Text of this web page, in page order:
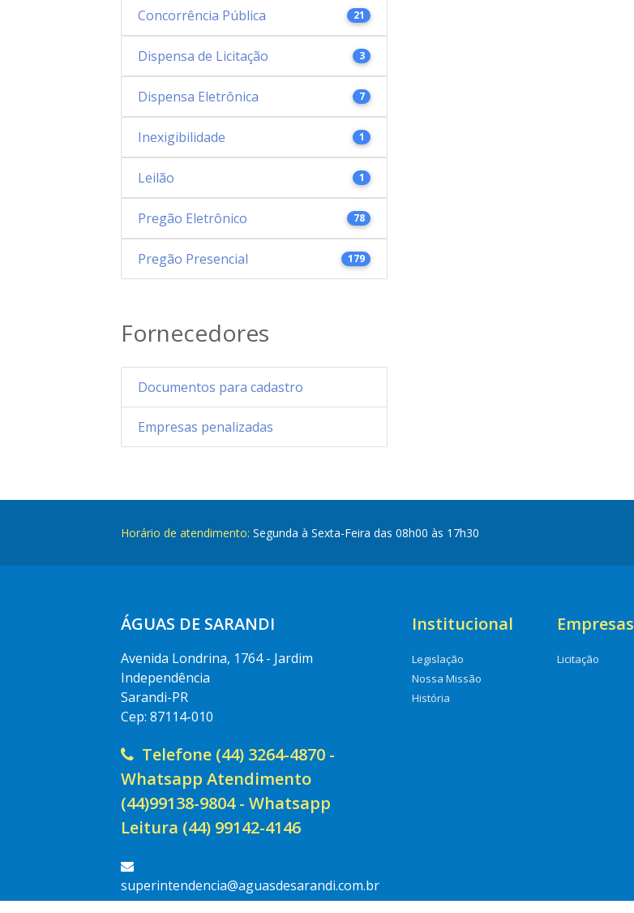
Concorrência Pública 21
Dispensa de Licitação 3
Dispensa Eletrônica 7
Inexigibilidade 1
Leilão 1
Pregão Eletrônico 78
Pregão Presencial 179
Fornecedores
Documentos para cadastro
Empresas penalizadas
Horário de atendimento: Segunda à Sexta-Feira das 08h00 às 17h30
ÁGUAS DE SARANDI
Avenida Londrina, 1764 - Jardim
Independência
Sarandi-PR
Cep: 87114-010
Telefone (44) 3264-4870 -
Whatsapp Atendimento
(44)99138-9804 - Whatsapp
Leitura (44) 99142-4146
superintendencia@aguasdesarandi.com.br
Institucional
Legislação
Nossa Missão
História
Empresas
Licitação